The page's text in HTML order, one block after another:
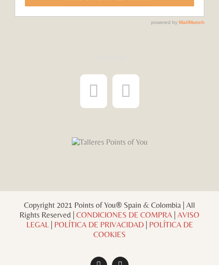
Copyright 2021 Points of You® Spain & Colombia | All
Rights Reserved | CONDICIONES DE COMPRA AVISO
LEGAL| POLÍTICA DE PRIVACIDAD| POLÍTICA DE
COOKIES